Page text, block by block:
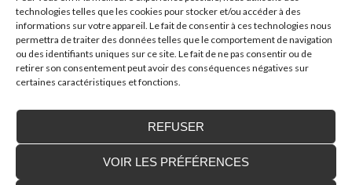
technologies telles que les cookies pour stocker et/ou accéder à des
informations sur votre appareil. Le fait de consentir à ces technologies nous
permettra de traiter des données telles que le comportement de navigation
ou des identifiants uniques sur ce site. Le fait de ne pas consentir ou de
retirer son consentement peut avoir des conséquences négatives sur
certaines caractéristiques et fonctions.
REFUSER
VOIR LES PRÉFÉRENCES
AUTRES NOUVELLES
Réalisations récentes
ASCENSEUR PRIVATIF EHP 05